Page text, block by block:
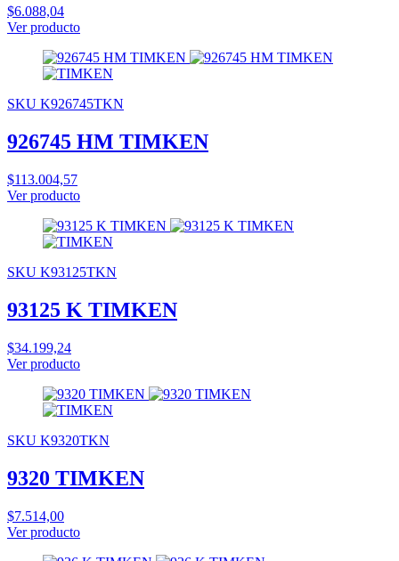
$6.088,04
Ver producto
SKU K926745TKN
926745 HM TIMKEN
$113.004,57
Ver producto
SKU K93125TKN
93125 K TIMKEN
$34.199,24
Ver producto
SKU K9320TKN
9320 TIMKEN
$7.514,00
Ver producto